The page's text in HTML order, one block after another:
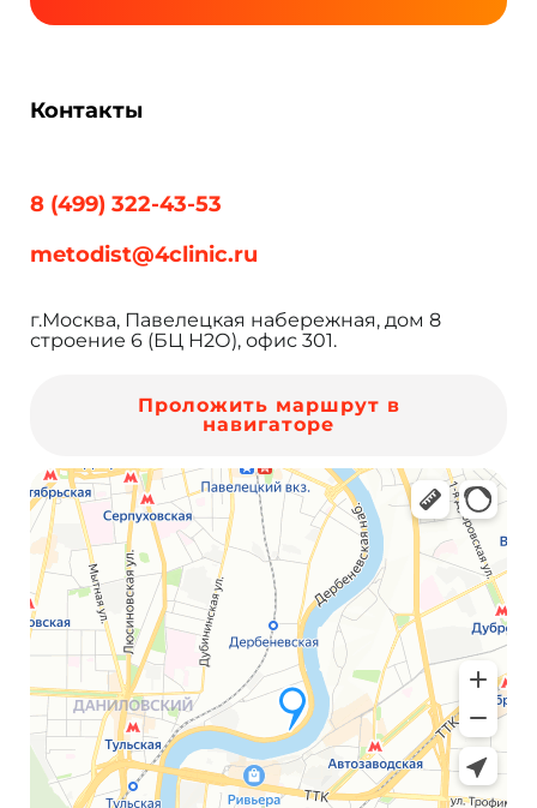
Контакты
8 (499) 322-43-53
metodist@4clinic.ru
г.Москва, Павелецкая набережная, дом 8
строение 6 (БЦ Н2О), офис 301.
Проложить маршрут в
навигаторе